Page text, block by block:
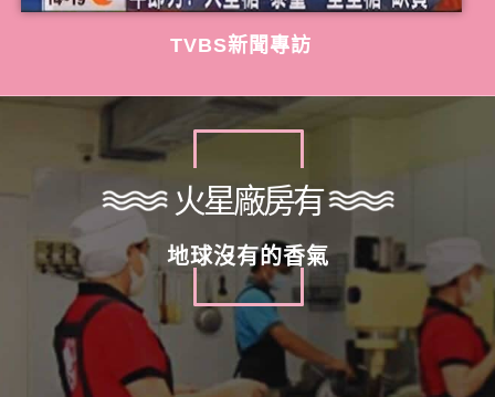
TVBS新聞專訪
火星廠房有
地球沒有的香氣